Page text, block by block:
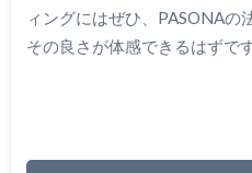
ィングにはぜひ、PASONAの
その良さが体感できるはずです